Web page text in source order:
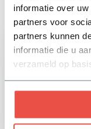
informatie over
partners voor
partners kunnen
informatie die u
verzameld op
Zojuist bekeken
Palma